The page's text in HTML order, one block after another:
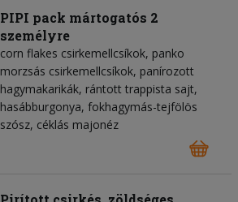
PIPI pack mártogatós 2
személyre
corn flakes csirkemellcsíkok, panko
morzsás csirkemellcsíkok, panírozott
hagymakarikák, rántott trappista sajt,
hasábburgonya, fokhagymás-tejfölös
szósz, céklás majonéz